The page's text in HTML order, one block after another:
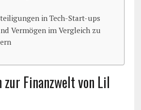
in Tech-Start-ups
Vermögen im Vergleich zu
Finanzwelt von Lil